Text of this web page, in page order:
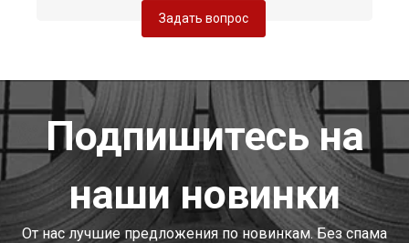
Задать вопрос
Подпишитесь на
наши новинки
От нас лучшие предложения по новинкам. Без спама